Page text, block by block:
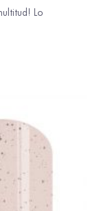
Lo